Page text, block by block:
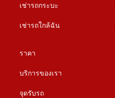
เช่ารถกระบะ
เช่ารถใกล้ฉัน
ราคา
บริการของเรา
จุดรับรถ